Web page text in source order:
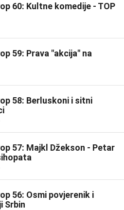
60: Kultne komedije - TOP
59: Prava "akcija" na
58: Berluskoni i sitni
57: Majkl Džekson - Petar
56: Osmi povjerenik i
Srbin